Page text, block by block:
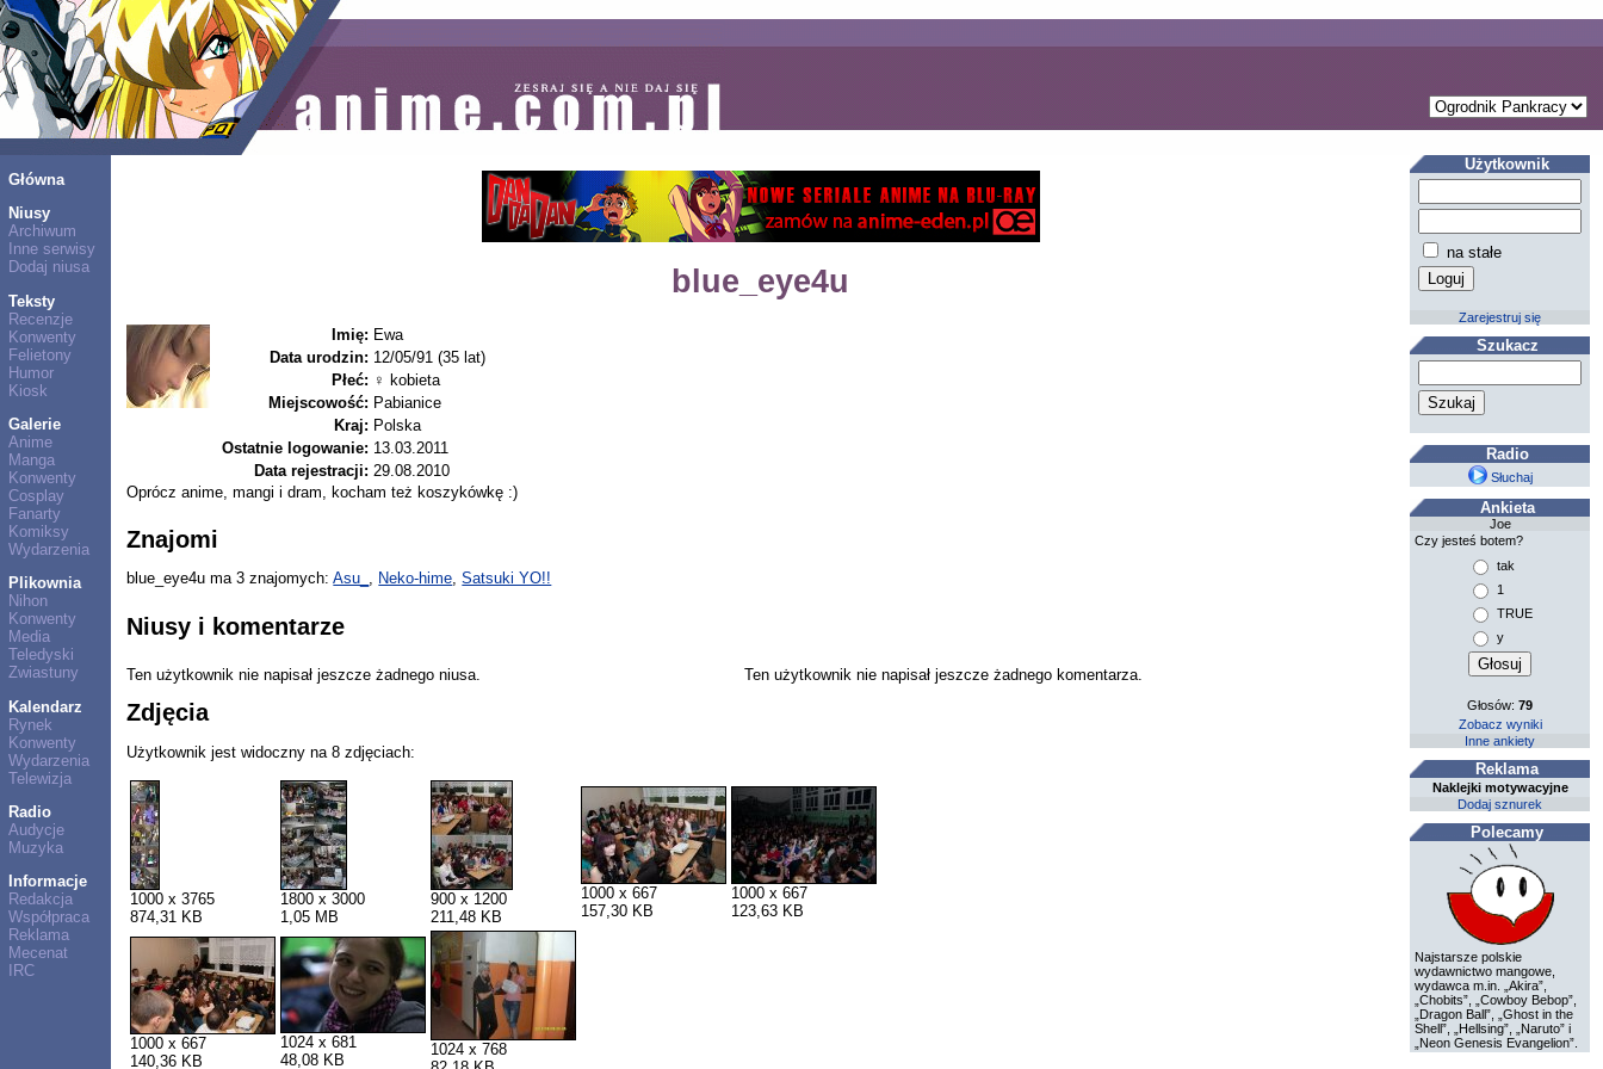
Główna
Niusy
Archiwum
Inne serwisy
Dodaj niusa
Teksty
Recenzje
Konwenty
Felietony
Humor
Kiosk
Galerie
Anime
Manga
Konwenty
Cosplay
Fanarty
Komiksy
Wydarzenia
Plikownia
Nihon
Konwenty
Media
Teledyski
Zwiastuny
Kalendarz
Rynek
Konwenty
Wydarzenia
Telewizja
Radio
Audycje
Muzyka
Informacje
Redakcja
Współpraca
Reklama
Mecenat
IRC
blue_eye4u
Imię: Ewa
Data urodzin: 12/05/91 (35 lat)
Płeć: ♀ kobieta
Miejscowość: Pabianice
Kraj: Polska
Ostatnie logowanie: 13.03.2011
Data rejestracji: 29.08.2010
Oprócz anime, mangi i dram, kocham też koszykówkę :)
Znajomi
blue_eye4u ma 3 znajomych:Asu_ , Neko-hime,Satsuki YO!!
Niusy i komentarze
Ten użytkownik nie napisał jeszcze żadnego niusa. Ten użytkownik nie napisał jeszcze żadnego komentarza.
Zdjęcia
Użytkownik jest widoczny na 8 zdjęciach:
1000 x 3765
874,31 KB
1800 x 3000
1,05 MB
900 x 1200
211,48 KB
1000 x 667
157,30 KB
1000 x 667
123,63 KB
1000 x 667
140,36 KB
1024 x 681
48,08 KB
1024 x 768
Użytkownik
na stałe
Zarejestruj się
Szukacz
Radio
Słuchaj
Ankieta
Joe
Czy jesteś botem?
tak
1
TRUE
y
Głosów:79
Zobacz wyniki
Inne ankiety
Reklama
Naklejki motywacyjne
Dodaj sznurek
Polecamy
Najstarsze polskie
wydawnictwo mangowe,
wydawca m.in. „Akira”,
„Chobits”, „Cowboy Bebop”,
„Dragon Ball”, „Ghost in the
Shell”, „Hellsing”, „Naruto” i
„Neon Genesis Evangelion”.